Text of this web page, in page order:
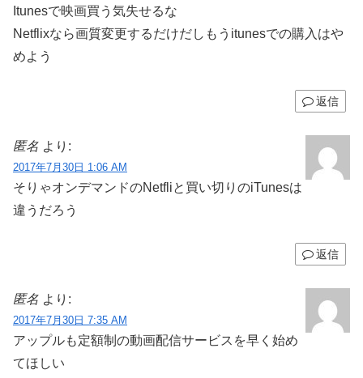
Itunesで映画買う気失せるな
Netflixなら画質変更するだけだしもうitunesでの購入はや
めよう
返信
匿名 より:
2017年7月30日 1:06 AM
そりゃオンデマンドのNetfliと買い切りのiTunesは
違うだろう
返信
匿名 より:
2017年7月30日 7:35 AM
アップルも定額制の動画配信サービスを早く始め
てほしい